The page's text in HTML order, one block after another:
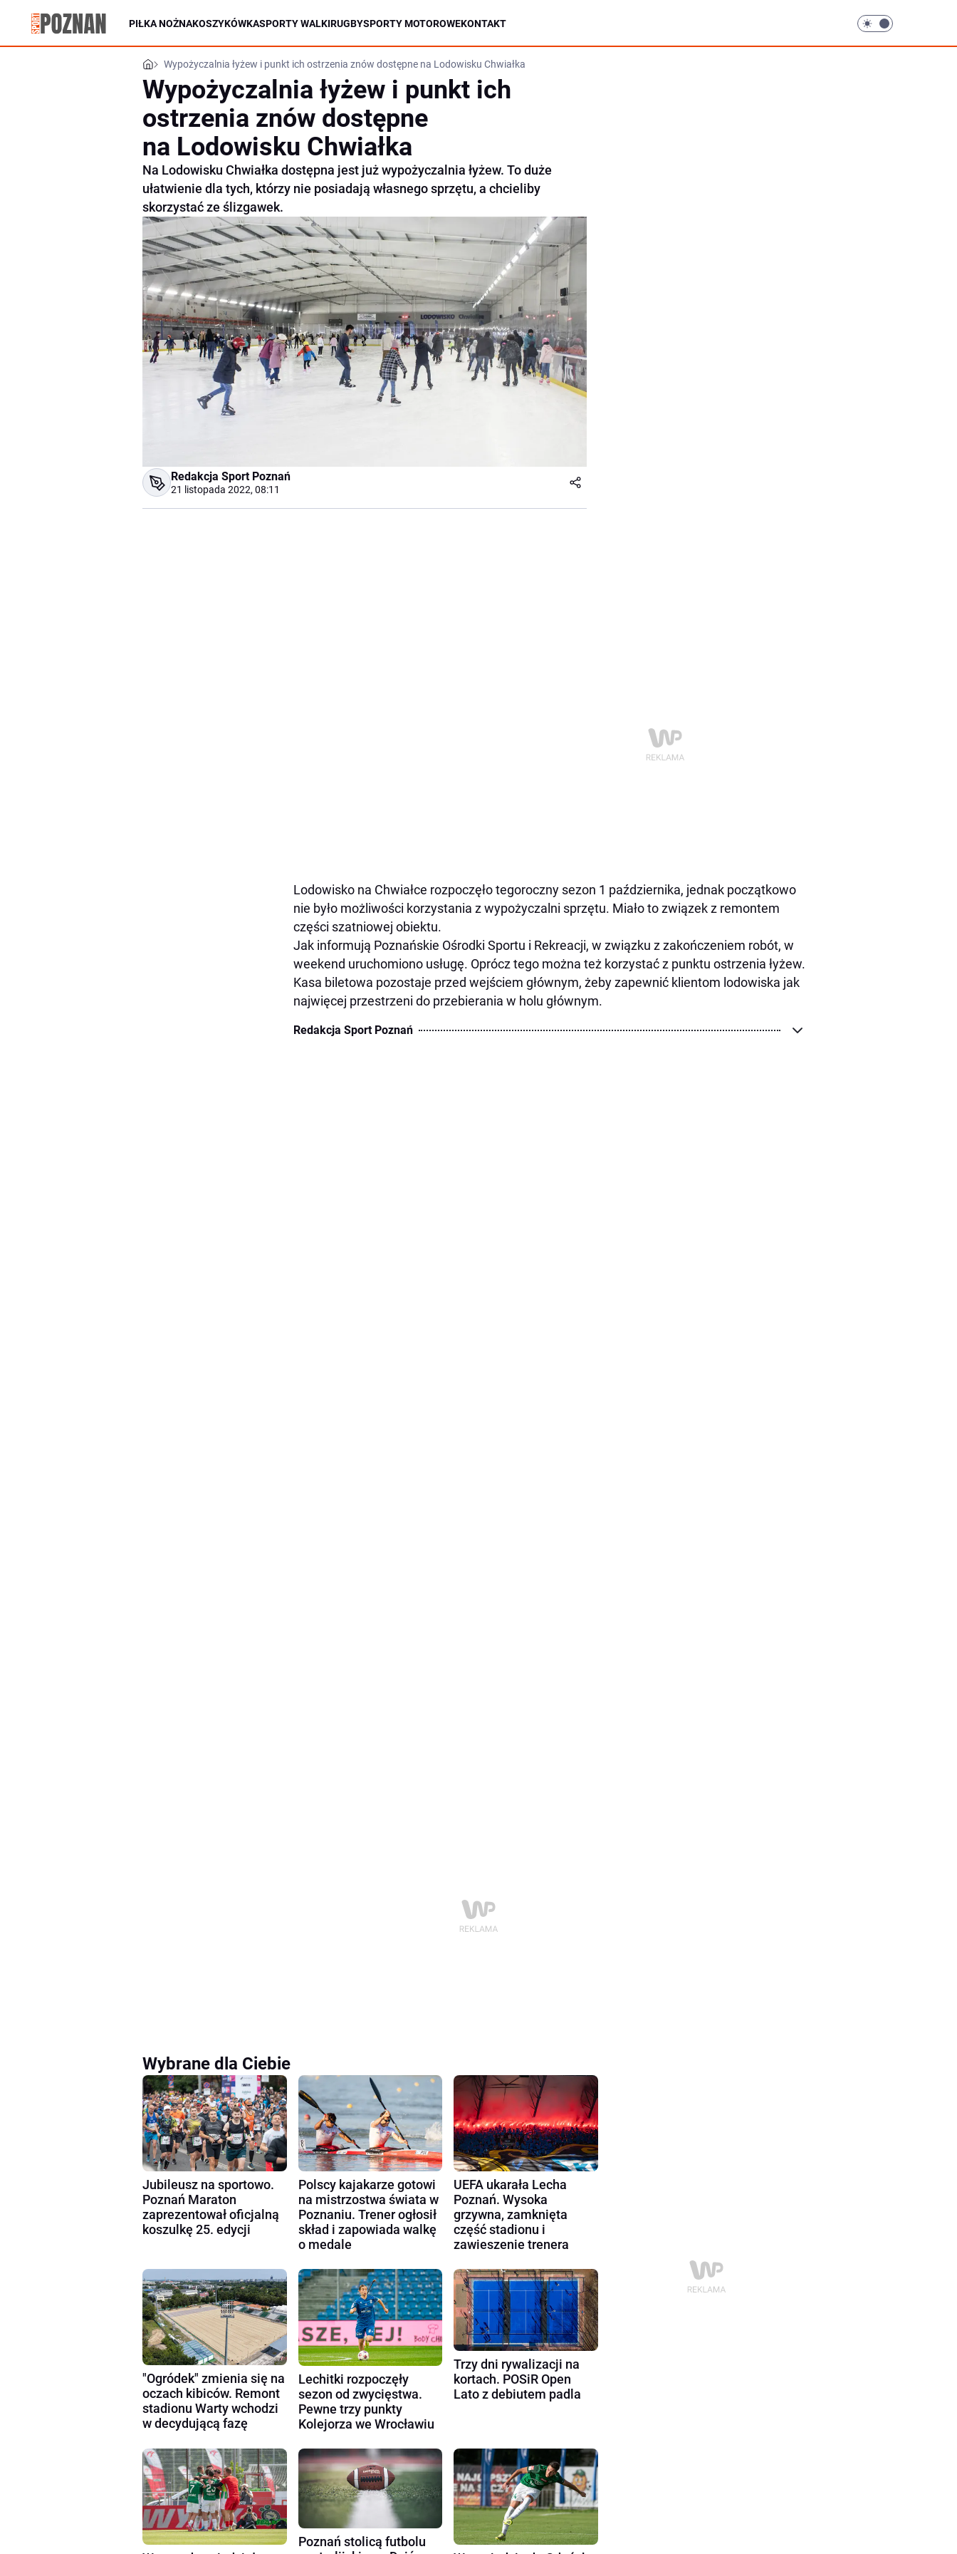
PIŁKA NOŻNAKOSZYKÓWKASPORTY WALKIRUGBYSPORTY MOTOROWEKONTAKT
Wypożyczalnia łyżew i punkt ich ostrzenia znów dostępne na Lodowisku Chwiałka
Wypożyczalnia łyżew i punkt ich
ostrzenia znów dostępne
na Lodowisku Chwiałka
Na Lodowisku Chwiałka dostępna jest już wypożyczalnia łyżew. To duże
ułatwienie dla tych, którzy nie posiadają własnego sprzętu, a chcieliby
skorzystać ze ślizgawek.
Redakcja Sport Poznań
21 listopada 2022, 08:11
Lodowisko na Chwiałce rozpoczęło tegoroczny sezon 1 października, jednak początkowo
nie było możliwości korzystania z wypożyczalni sprzętu. Miało to związek z remontem
części szatniowej obiektu.
Jak informują Poznańskie Ośrodki Sportu i Rekreacji, w związku z zakończeniem robót, w
weekend uruchomiono usługę. Oprócz tego można też korzystać z punktu ostrzenia łyżew.
Kasa biletowa pozostaje przed wejściem głównym, żeby zapewnić klientom lodowiska jak
najwięcej przestrzeni do przebierania w holu głównym.
Redakcja Sport Poznań
Wybrane dla Ciebie
Jubileusz na sportowo.
Poznań Maraton
zaprezentował oficjalną
koszulkę 25. edycji
Polscy kajakarze gotowi
na mistrzostwa świata w
Poznaniu. Trener ogłosił
skład i zapowiada walkę
o medale
UEFA ukarała Lecha
Poznań. Wysoka
grzywna, zamknięta
część stadionu i
zawieszenie trenera
"Ogródek" zmienia się na
oczach kibiców. Remont
stadionu Warty wchodzi
w decydującą fazę
Lechitki rozpoczęły
sezon od zwycięstwa.
Pewne trzy punkty
Kolejorza we Wrocławiu
Trzy dni rywalizacji na
kortach. POSiR Open
Lato z debiutem padla
Poznań stolicą futbolu